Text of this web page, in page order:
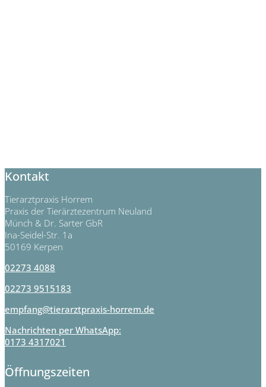
Kontakt
Tierarztpraxis Horrem
Praxis der Tierärztezentrum Neuland
Münch & Dr. Sarter GbR
Ina-Seidel-Str. 1a
50169 Kerpen
02273 4088
02273 9515183
empfang@tierarztpraxis-horrem.de
Nachrichten per WhatsApp:
0173 4317021
Öffnungszeiten